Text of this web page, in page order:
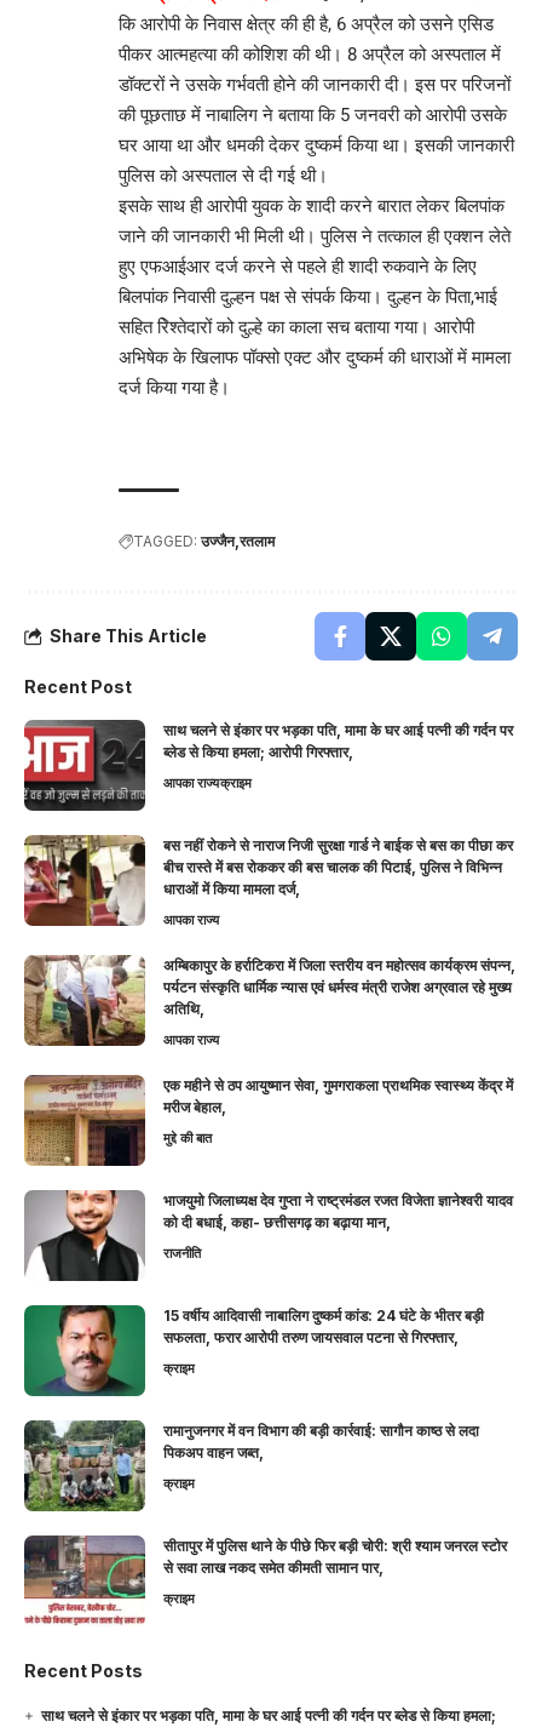
कि आरोपी के निवास क्षेत्र की ही है, 6 अप्रैल को उसने एसिड
पीकर आत्महत्या की कोशिश की थी। 8 अप्रैल को अस्पताल में
डॉक्टरों ने उसके गर्भवती होने की जानकारी दी। इस पर परिजनों
की पूछताछ में नाबालिग ने बताया कि 5 जनवरी को आरोपी उसके
घर आया था और धमकी देकर दुष्कर्म किया था। इसकी जानकारी
पुलिस को अस्पताल से दी गई थी।
इसके साथ ही आरोपी युवक के शादी करने बारात लेकर बिलपांक
जाने की जानकारी भी मिली थी। पुलिस ने तत्काल ही एक्शन लेते
हुए एफआईआर दर्ज करने से पहले ही शादी रुकवाने के लिए
बिलपांक निवासी दुल्हन पक्ष से संपर्क किया। दुल्हन के पिता,भाई
सहित रिेश्तेदारों को दुल्हे का काला सच बताया गया। आरोपी
अभिषेक के खिलाफ पॉक्सो एक्ट और दुष्कर्म की धाराओं में मामला
दर्ज किया गया है।
TAGGED: उज्जैन रतलाम
Share This Article
Recent Post
साथ चलने से इंकार पर भड़का पति, मामा के घर आई पत्नी की गर्दन पर
ब्लेड से किया हमला; आरोपी गिरफ्तार,
आपका राज्यक्राइम
बस नहीं रोकने से नाराज निजी सुरक्षा गार्ड ने बाईक से बस का पीछा कर
बीच रास्ते में बस रोककर की बस चालक की पिटाई, पुलिस ने विभिन्न
धाराओं में किया मामला दर्ज,
आपका राज्य
अम्बिकापुर के हर्राटिकरा में जिला स्तरीय वन महोत्सव कार्यक्रम संपन्न,
पर्यटन संस्कृति धार्मिक न्यास एवं धर्मस्व मंत्री राजेश अग्रवाल रहे मुख्य
अतिथि,
आपका राज्य
एक महीने से ठप आयुष्मान सेवा, गुमगराकला प्राथमिक स्वास्थ्य केंद्र में
मरीज बेहाल,
मुद्दे की बात
भाजयुमो जिलाध्यक्ष देव गुप्ता ने राष्ट्रमंडल रजत विजेता ज्ञानेश्वरी यादव
को दी बधाई, कहा- छत्तीसगढ़ का बढ़ाया मान,
राजनीति
15 वर्षीय आदिवासी नाबालिग दुष्कर्म कांड: 24 घंटे के भीतर बड़ी
सफलता, फरार आरोपी तरुण जायसवाल पटना से गिरफ्तार,
क्राइम
रामानुजनगर में वन विभाग की बड़ी कार्रवाई: सागौन काष्ठ से लदा
पिकअप वाहन जब्त,
क्राइम
सीतापुर में पुलिस थाने के पीछे फिर बड़ी चोरी: श्री श्याम जनरल स्टोर
से सवा लाख नकद समेत कीमती सामान पार,
क्राइम
Recent Posts
साथ चलने से इंकार पर भड़का पति, मामा के घर आई पत्नी की गर्दन पर ब्लेड से किया हमला;